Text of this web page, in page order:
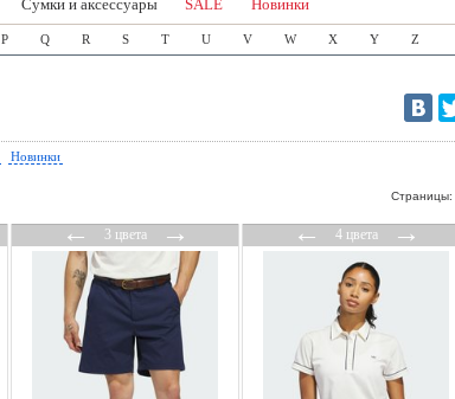
Сумки и аксессуары SALE Новинки
P Q R S T U V W X Y Z
Новинки
Страницы:
←3 цвета→ ←4 цвета→